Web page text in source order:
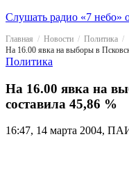
Слушать радио «7 небо»
Главная Новости
Политика
На 16.00 явка на выборы в
Политика
На 16.00 явка на
составила 45,86 %
16:47, 14 марта 2004,